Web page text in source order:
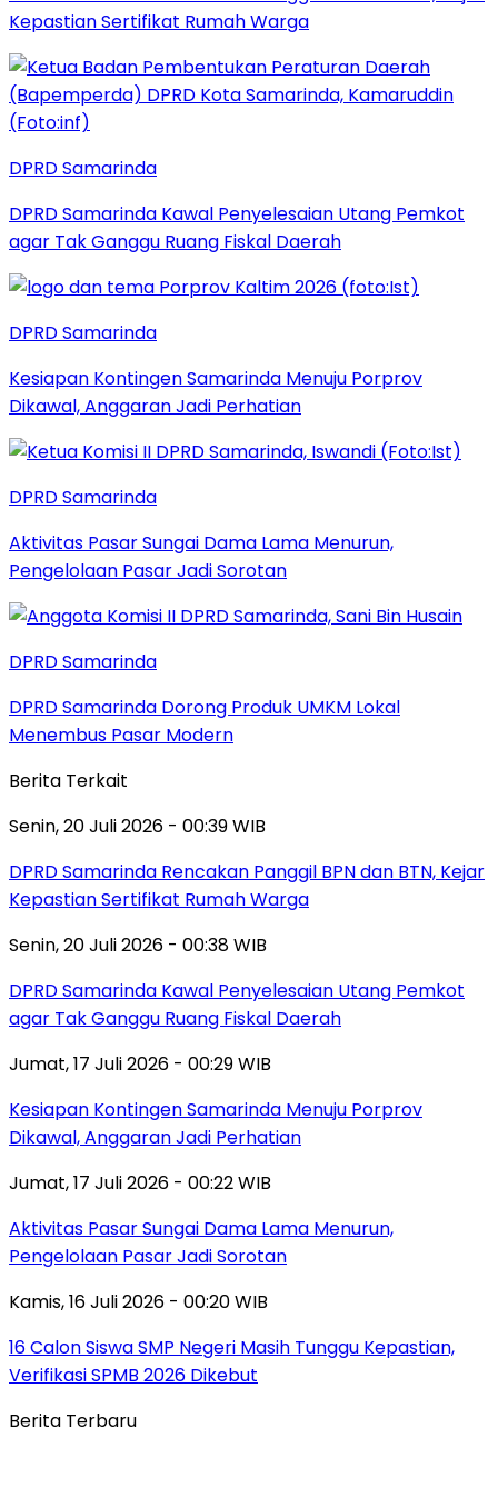
Kepastian Sertifikat Rumah Warga
DPRD Samarinda
DPRD Samarinda Kawal Penyelesaian Utang Pemkot
agar Tak Ganggu Ruang Fiskal Daerah
DPRD Samarinda
Kesiapan Kontingen Samarinda Menuju Porprov
Dikawal, Anggaran Jadi Perhatian
DPRD Samarinda
Aktivitas Pasar Sungai Dama Lama Menurun,
Pengelolaan Pasar Jadi Sorotan
DPRD Samarinda
DPRD Samarinda Dorong Produk UMKM Lokal
Menembus Pasar Modern
Berita Terkait
Senin, 20 Juli 2026 - 00:39 WIB
DPRD Samarinda Rencakan Panggil BPN dan BTN, Kejar
Kepastian Sertifikat Rumah Warga
Senin, 20 Juli 2026 - 00:38 WIB
DPRD Samarinda Kawal Penyelesaian Utang Pemkot
agar Tak Ganggu Ruang Fiskal Daerah
Jumat, 17 Juli 2026 - 00:29 WIB
Kesiapan Kontingen Samarinda Menuju Porprov
Dikawal, Anggaran Jadi Perhatian
Jumat, 17 Juli 2026 - 00:22 WIB
Aktivitas Pasar Sungai Dama Lama Menurun,
Pengelolaan Pasar Jadi Sorotan
Kamis, 16 Juli 2026 - 00:20 WIB
16 Calon Siswa SMP Negeri Masih Tunggu Kepastian,
Verifikasi SPMB 2026 Dikebut
Berita Terbaru